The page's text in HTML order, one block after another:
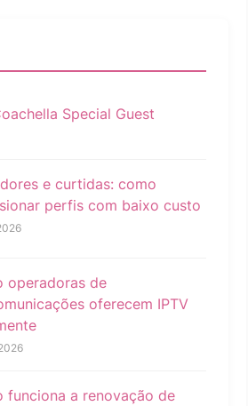
Special Guest
e curtidas: como
perfis com baixo custo
operadoras de
oferecem IPTV
funciona a renovação de